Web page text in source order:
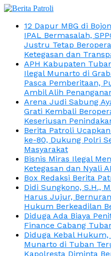
12 Dapur MBG di
IPAL Bermasalah,
Justru Tetap
Ketegasan dan
APH Kabupaten
Ilegal Munarto di
Pasca Pemberitaan,
Ambil Alih
Arena Judi Sabung
Grati Kembali
Keseriusan
Berita Patroli
ke-80, Dukung Polri
Masyarakat
Bisnis Miras Ilegal
Ketegasan dan Nyali
Box Redaksi Berita
Didi Sungkono, S.H.,
Harus Jujur,
Hukum Berkeadilan
Diduga Ada Biaya
Finance Cabang
Diduga Kebal
Munarto di Tuban
Kapolresta Diminta